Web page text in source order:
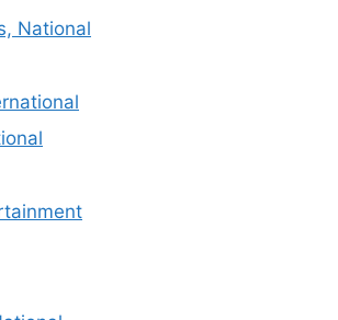
National